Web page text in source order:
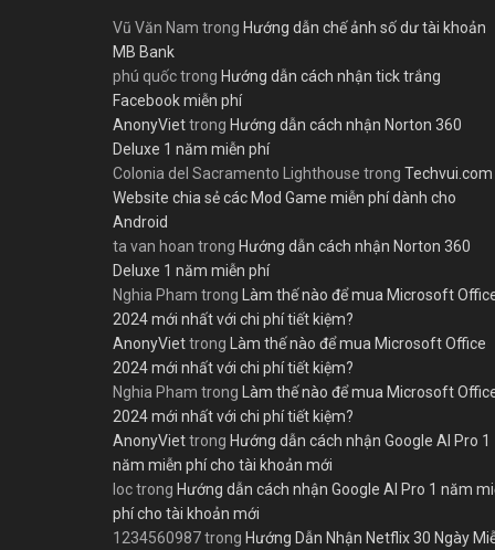
Vũ Văn Nam trong Hướng dẫn chế ảnh số dư tài khoản
MB Bank
phú quốctrong Hướng dẫn cách nhận tick trắng
Facebook miễn phí
AnonyViettrong Hướng dẫn cách nhận Norton 360
Deluxe 1 năm miễn phí
Colonia del Sacramento Lighthouse trong Techvui.com
Website chia sẻ các Mod Game miễn phí dành cho
Android
ta van hoan trong Hướng dẫn cách nhận Norton 360
Deluxe 1 năm miễn phí
Nghia Pham trong Làm thế nào để mua Microsoft
2024 mới nhất với chi phí tiết kiệm?
AnonyViettrong Làm thế nào để mua Microsoft Office
2024 mới nhất với chi phí tiết kiệm?
Nghia Pham trong Làm thế nào để mua Microsoft
2024 mới nhất với chi phí tiết kiệm?
AnonyViettrong Hướng dẫn cách nhận Google AI Pro 1
năm miễn phí cho tài khoản mới
loctrong Hướng dẫn cách nhận Google AI Pro 1 năm
phí cho tài khoản mới
1234560987trong Hướng Dẫn Nhận Netflix 30 Ngày